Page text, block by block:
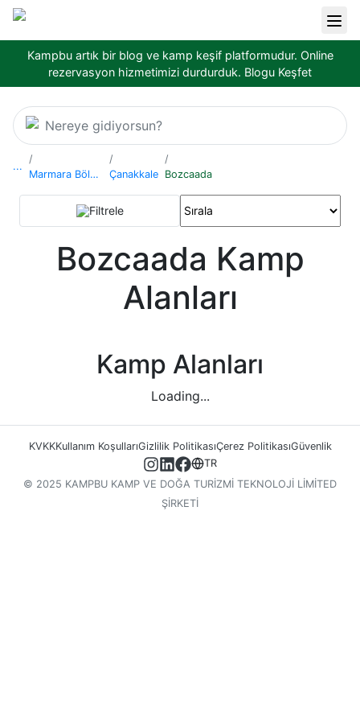
Kampbu artık bir blog ve kamp keşif platformudur. Online
rezervasyon hizmetimizi durdurduk. Blogu Keşfet
Nereye gidiyorsun?
...
Marmara Bölgesi Çanakkale Bozcaada
Filtrele
Bozcaada Kamp
Alanları
Kamp Alanları
Loading...
KVKKKullanım KoşullarıGizlilik PolitikasıÇerez PolitikasıGüvenlik
TR
© 2025 KAMPBU KAMP VE DOĞA TURİZMİ TEKNOLOJİ LİMİTED
ŞİRKETİ